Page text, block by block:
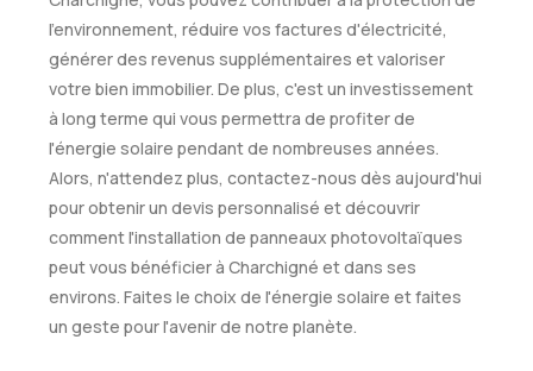
l'environnement, réduire vos factures d'électricité,
générer des revenus supplémentaires et valoriser
votre bien immobilier. De plus, c'est un investissement
à long terme qui vous permettra de profiter de
l'énergie solaire pendant de nombreuses années.
Alors, n'attendez plus, contactez-nous dès aujourd'hui
pour obtenir un devis personnalisé et découvrir
comment l'installation de panneaux photovoltaïques
peut vous bénéficier à Charchigné et dans ses
environs. Faites le choix de l'énergie solaire et faites
un geste pour l'avenir de notre planète.